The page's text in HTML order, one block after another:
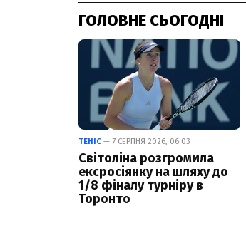
ГОЛОВНЕ СЬОГОДНІ
ТЕНІС — 7 СЕРПНЯ 2026, 06:03
Світоліна розгромила
ексросіянку на шляху до
1/8 фіналу турніру в
Торонто